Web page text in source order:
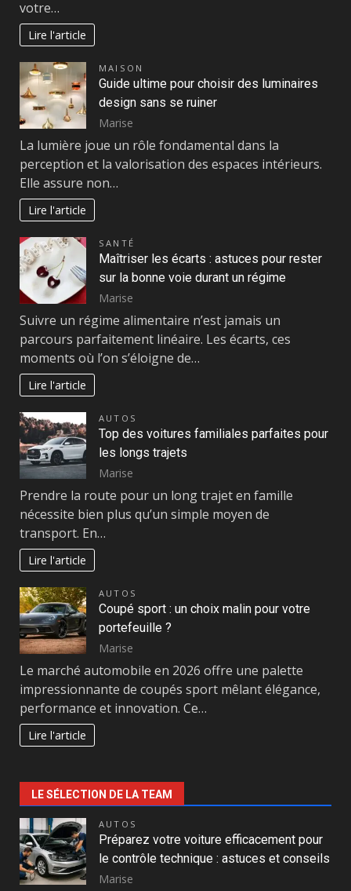
votre…
Lire l'article
MAISON
Guide ultime pour choisir des luminaires
design sans se ruiner
Marise
La lumière joue un rôle fondamental dans la
perception et la valorisation des espaces intérieurs.
Elle assure non…
Lire l'article
SANTÉ
Maîtriser les écarts : astuces pour rester
sur la bonne voie durant un régime
Marise
Suivre un régime alimentaire n’est jamais un
parcours parfaitement linéaire. Les écarts, ces
moments où l’on s’éloigne de…
Lire l'article
AUTOS
Top des voitures familiales parfaites pour
les longs trajets
Marise
Prendre la route pour un long trajet en famille
nécessite bien plus qu’un simple moyen de
transport. En…
Lire l'article
AUTOS
Coupé sport : un choix malin pour votre
portefeuille ?
Marise
Le marché automobile en 2026 offre une palette
impressionnante de coupés sport mêlant élégance,
performance et innovation. Ce…
Lire l'article
LE SÉLECTION DE LA TEAM
AUTOS
Préparez votre voiture efficacement pour
le contrôle technique : astuces et conseils
Marise